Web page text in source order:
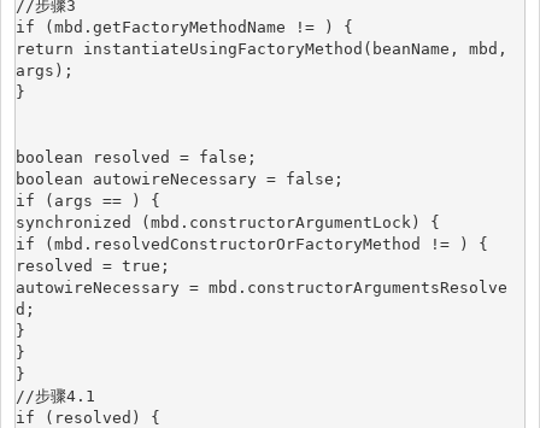
//步骤3
if (mbd.getFactoryMethodName != ) {
return instantiateUsingFactoryMethod(beanName, mbd,
args);
}
boolean resolved = false;
boolean autowireNecessary = false;
if (args == ) {
synchronized (mbd.constructorArgumentLock) {
if (mbd.resolvedConstructorOrFactoryMethod != ) {
resolved = true;
autowireNecessary = mbd.constructorArgumentsResolve
d;
}
}
}
//步骤4.1
if (resolved) {